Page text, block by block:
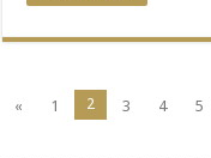
« 1 2 3 4 5